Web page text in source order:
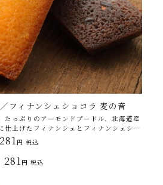
フィナンシェショコラ 麦の音
たっぷりのアーモンドプードル、北海道産
仕上げたフィナンシェとフィナンシェショ
281 円 税込
281 円 税込